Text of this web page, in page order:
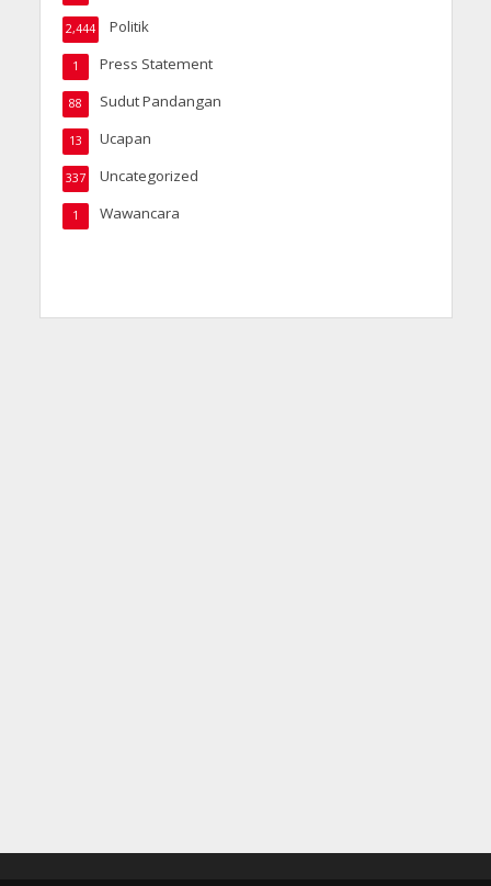
Politik
2,444
Press Statement
1
Sudut Pandangan
88
Ucapan
13
Uncategorized
337
Wawancara
1